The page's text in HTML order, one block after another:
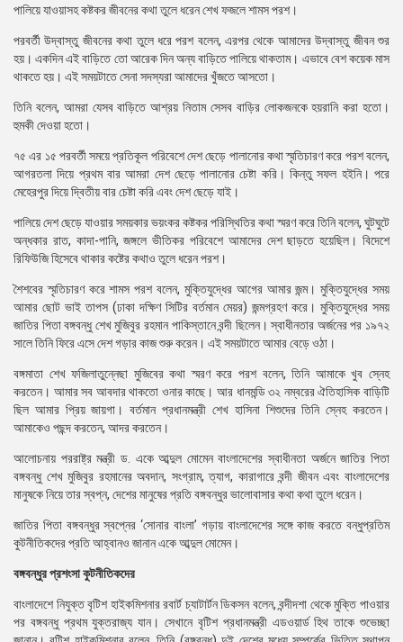
পালিয়ে যাওয়াসহ কষ্টকর জীবনের কথা তুলে ধরেন শেখ ফজলে শামস পরশ।
পরবর্তী উদ্বাস্তু জীবনের কথা তুলে ধরে পরশ বলেন, এরপর থেকে আমাদের উদ্বাস্তু জীবন শুর
হয়। একদিন এই বাড়িতে তো আরেক দিন অন্য বাড়িতে পালিয়ে থাকতাম। এভাবে বেশ কয়েক মাস
থাকতে হয়। এই সময়টাতে সেনা সদস্যরা আমাদের খুঁজতে আসতো।
তিনি বলেন, আমরা যেসব বাড়িতে আশ্রয় নিতাম সেসব বাড়ির লোকজনকে হয়রানি করা হতো।
হুমকী দেওয়া হতো।
৭৫ এর ১৫ পরবর্তী সময়ে প্রতিকূল পরিবেশে দেশ ছেড়ে পালানোর কথা স্মৃতিচারণ করে পরশ বলেন,
আগরতলা দিয়ে প্রথম বার আমরা দেশ ছেড়ে পালানোর চেষ্টা করি। কিন্তু সফল হইনি। পরে
মেহেরপুর দিয়ে দ্বিতীয় বার চেষ্টা করি এবং দেশ ছেড়ে যাই।
পালিয়ে দেশ ছেড়ে যাওয়ার সময়কার ভয়ংকর কষ্টকর পরিস্থিতির কথা স্মরণ করে তিনি বলেন, ঘুটঘুটে
অন্ধকার রাত, কাদা-পানি, জঙ্গলে ভীতিকর পরিবেশে আমাদের দেশ ছাড়তে হয়েছিল। বিদেশে
রিফিউজি হিসেবে থাকার কষ্টের কথাও তুলে ধরেন পরশ।
শৈশবের স্মৃতিচারণ করে শামস পরশ বলেন, মুক্তিযুদ্ধের আগের আমার জন্ম। মুক্তিযুদ্ধের সময়
আমার ছোট ভাই তাপস (ঢাকা দক্ষিণ সিটির বর্তমান মেয়র) জন্মগ্রহণ করে। মুক্তিযুদ্ধের সময়
জাতির পিতা বঙ্গবন্ধু শেখ মুজিবুর রহমান পাকিস্তানে বন্দী ছিলেন। স্বাধীনতার অর্জনের পর ১৯৭২
সালে তিনি ফিরে এসে দেশ গড়ার কাজ শুরু করেন। এই সময়টাতে আমার বেড়ে ওঠা।
বঙ্গমাতা শেখ ফজিলাতুন্নেছা মুজিবের কথা স্মরণ করে পরশ বলেন, তিনি আমাকে খুব স্নেহ
করতেন। আমার সব আবদার থাকতো ওনার কাছে। আর ধানমন্ডি ৩২ নম্বরের ঐতিহাসিক বাড়িটি
ছিল আমার প্রিয় জায়গা। বর্তমান প্রধানমন্ত্রী শেখ হাসিনা শিশুদের তিনি স্নেহ করতেন।
আমাকেও পছন্দ করতেন, আদর করতেন।
আলোচনায় পররাষ্ট্র মন্ত্রী ড. একে আব্দুল মোমেন বাংলাদেশের স্বাধীনতা অর্জনে জাতির পিতা
বঙ্গবন্ধু শেখ মুজিবুর রহমানের অবদান, সংগ্রাম, ত্যাগ, কারাগারে বন্দী জীবন এবং বাংলাদেশের
মানুষকে নিয়ে তার স্বপ্ন, দেশের মানুষের প্রতি বঙ্গবন্ধুর ভালোবাসার কথা কথা তুলে ধরেন।
জাতির পিতা বঙ্গবন্ধুর স্বপ্নের ‘সোনার বাংলা’ গড়ায় বাংলাদেশের সঙ্গে কাজ করতে বন্ধুপ্রতিম
কুটনীতিকদের প্রতি আহ্বানও জানান একে আব্দুল মোমেন।
বঙ্গবন্ধুর প্রশংসা কুটনীতিকদের
বাংলাদেশে নিযুক্ত বৃটিশ হাইকমিশনার রবার্ট চ্যাটার্টন ডিকসন বলেন, বন্দীদশা থেকে মুক্তি পাওয়ার
পর বঙ্গবন্ধু প্রথম যুক্তরাজ্য যান। সেখানে বৃটিশ প্রধানমন্ত্রী এডওয়ার্ড হিথ তাকে শুভেচ্ছা